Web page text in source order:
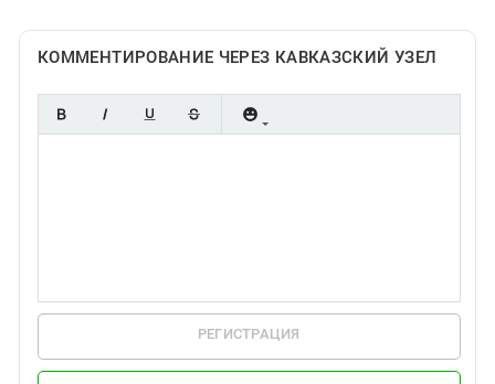
КОММЕНТИРОВАНИЕ ЧЕРЕЗ КАВКАЗСКИЙ УЗЕЛ
РЕГИСТРАЦИЯ